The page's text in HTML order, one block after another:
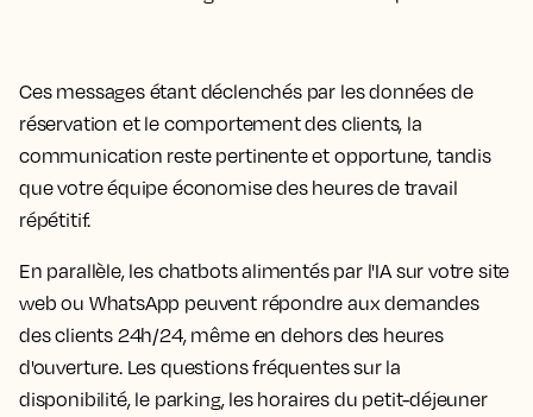
Ces messages étant déclenchés par les données de
réservation et le comportement des clients, la
communication reste pertinente et opportune, tandis
que votre équipe économise des heures de travail
répétitif.
En parallèle, les chatbots alimentés par l'IA sur votre site
web ou WhatsApp peuvent répondre aux demandes
des clients 24h/24, même en dehors des heures
d'ouverture. Les questions fréquentes sur la
disponibilité, le parking, les horaires du petit-déjeuner